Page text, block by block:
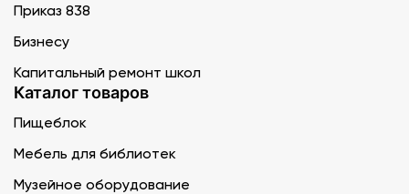
Приказ 838
Бизнесу
Капитальный ремонт школ
Каталог товаров
Пищеблок
Мебель для библиотек
Музейное оборудование